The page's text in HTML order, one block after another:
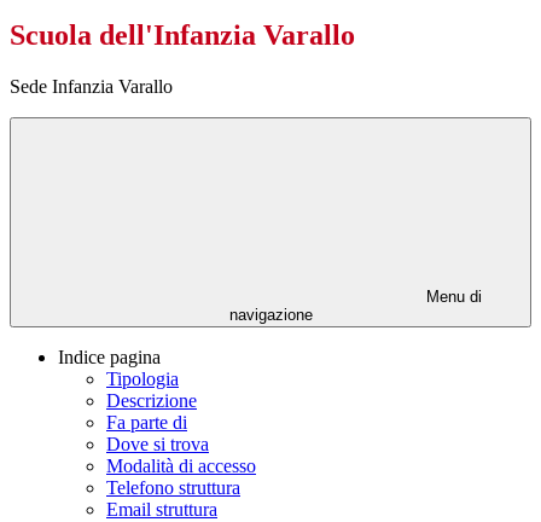
Scuola dell'Infanzia Varallo
Sede Infanzia Varallo
Menu di
navigazione
Indice pagina
Tipologia
Descrizione
Fa parte di
Dove si trova
Modalità di accesso
Telefono struttura
Email struttura